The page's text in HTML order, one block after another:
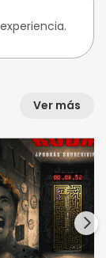
Ver más